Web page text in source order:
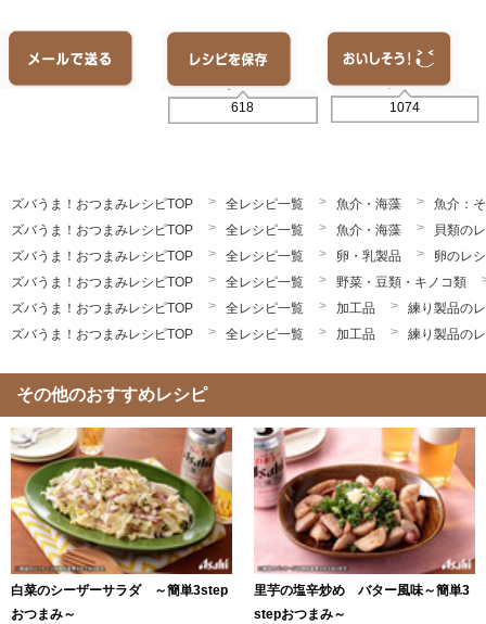
618 1074
ズバうま！おつまみレシピTOP 全レシピ一覧 魚介・海藻
魚介：
ズバうま！おつまみレシピTOP
全レシピ一覧 魚介・海藻
貝類の
ズバうま！おつまみレシピTOP
全レシピ一覧 卵・乳製品
卵のレ
ズバうま！おつまみレシピTOP
全レシピ一覧
野菜・豆類・キノコ類
ズバうま！おつまみレシピTOP
全レシピ一覧 加工品
練り製品の
ズバうま！おつまみレシピTOP
全レシピ一覧 加工品 練り製品の
その他のおすすめレシピ
白菜のシーザーサラダ ～簡単3step
おつまみ～
里芋の塩辛炒め バター風味～簡単3
stepおつまみ～